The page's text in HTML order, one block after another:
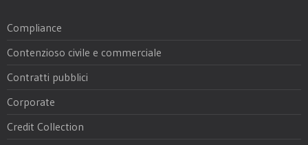
Compliance
Contenzioso civile e commerciale
Contratti pubblici
Corporate
Credit Collection